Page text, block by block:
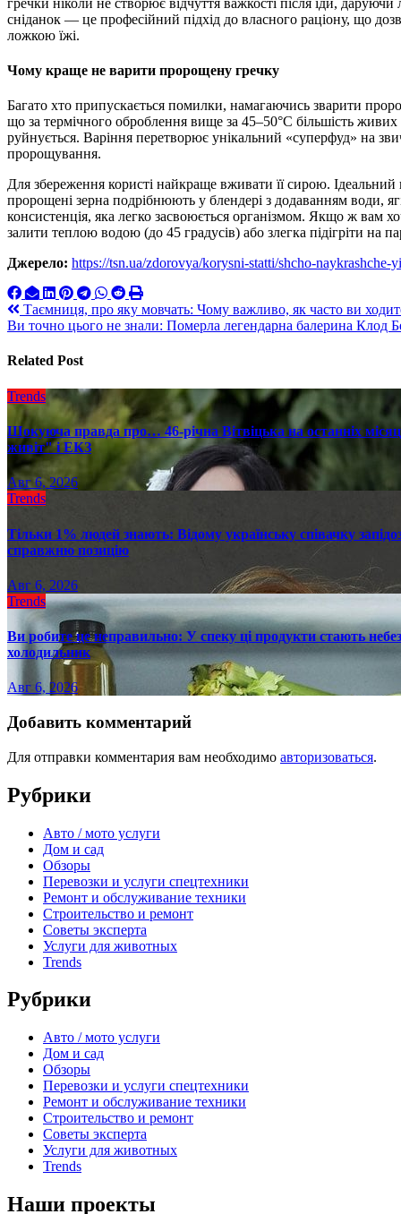
сніданок — це професійний підхід до власного раціону, що
ложкою їжі.
Чому краще не варити пророщену гречку
Багато хто припускається помилки, намагаючись зварити
що за термічного оброблення вище за 45–50°C більшість живих
руйнується. Варіння перетворює унікальний «суперфуд» на
пророщування.
Для збереження користі найкраще вживати її сирою.
пророщені зерна подрібнюють у блендері з додаванням води,
консистенція, яка легко засвоюється організмом. Якщо ж вам
залити теплою водою (до 45 градусів) або злегка підігріти на
Джерело: https://tsn.ua/zdorovya/korysni-statti/shcho-
Навигация
по
записям
Таємниця, про яку мовчать: Чому важливо, як часто ви
Ви точно цього не знали: Померла легендарна балерина Клод
Related Post
Trends
Шокуюча правда про… 46-річна Вітвіцька на останніх
живіт" і ЕКЗ
Авг 6, 2026
Trends
Тільки 1% людей знають: Відому українську співачку
справжню позицію
Авг 6, 2026
Trends
Ви робите це неправильно: У спеку ці продукти стають
холодильник
Авг 6, 2026
Добавить комментарий
Для отправки комментария вам необходимо авторизоваться.
Рубрики
Авто / мото услуги
Дом и сад
Обзоры
Перевозки и услуги спецтехники
Ремонт и обслуживание техники
Строительство и ремонт
Советы эксперта
Услуги для животных
Trends
Рубрики
Авто / мото услуги
Дом и сад
Обзоры
Перевозки и услуги спецтехники
Ремонт и обслуживание техники
Строительство и ремонт
Советы эксперта
Услуги для животных
Trends
Наши проекты